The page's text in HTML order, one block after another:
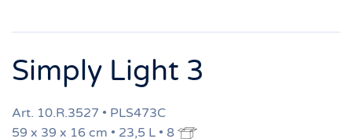
Simply Light 3
Art. 10.R.3527 • PLS473C
59 x 39 x 16 cm • 23,5 L • 8